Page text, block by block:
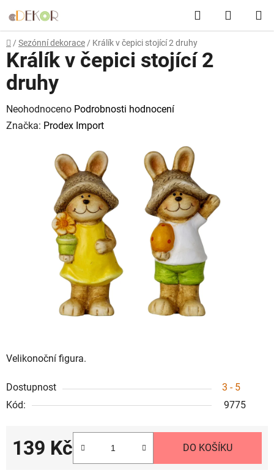
na
obsah
Hledat
KOŠÍK
Domů
/ Sezónní dekorace / Králík v čepici stojící 2 druhy
Velikonoční figura.
Dostupnost
3 - 5
Kód:
9775
139 Kč DO KOŠÍKU
Králík v čepici stojící 2
druhy
Průměrné
hodnocení
Neohodnoceno Podrobnosti hodnocení
Značka: Prodex Import